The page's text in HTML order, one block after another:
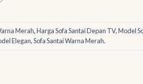
Merah,Harga Sofa Santai Depan TV,Model
Elegan,Sofa Santai Warna Merah.